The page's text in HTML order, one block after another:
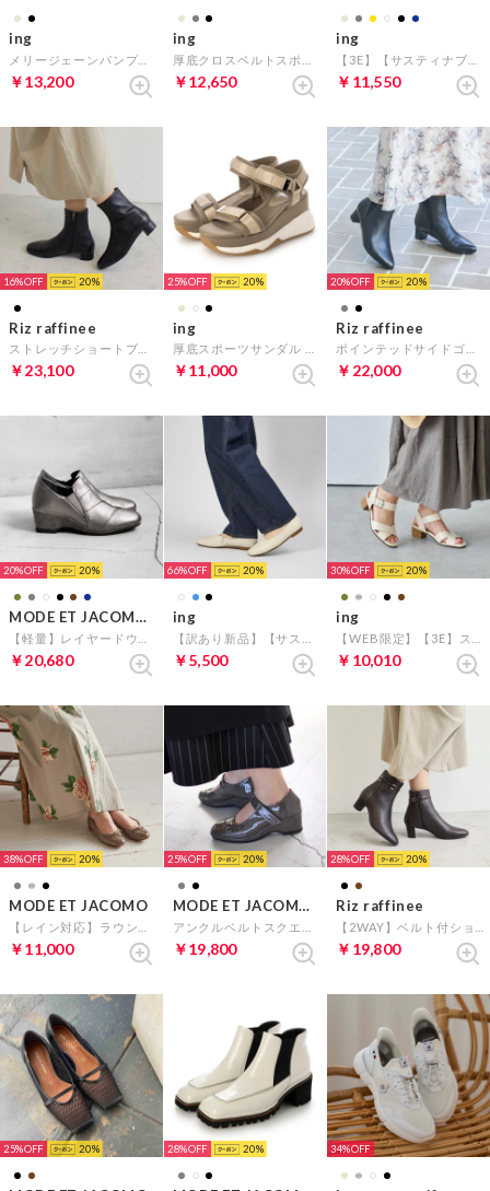
ing
￥13,200
ing
￥12,650
ing
￥11,550
16% 20
Riz raffinee
￥23,100
25% 20
ing
￥11,000
20% 20
Riz raffinee
￥22,000
20% 20
MODE ET JACOMO D'ICI
￥20,680
66% 20
ing
￥5,500
30% 20
ing
￥10,010
38% 20
MODE ET JACOMO
￥11,000
25% 20
MODE ET JACOMO D'ICI
￥19,800
28% 20
Riz raffinee
￥19,800
25% 20 28% 20 34%